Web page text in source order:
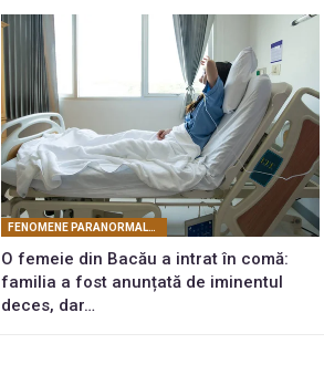
FENOMENE PARANORMALE ŞI MISTERE
O femeie din Bacău a intrat în comă:
familia a fost anunțată de iminentul
deces, dar…